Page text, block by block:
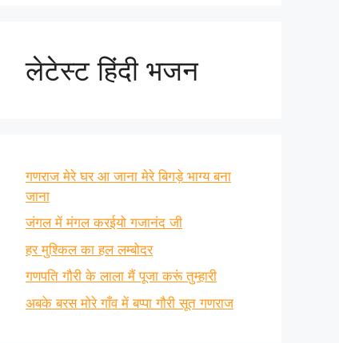
लेटेस्ट हिंदी भजन
गणराज मेरे घर आ जाना मेरे बिगड़े भाग्य बना
जाना
जंगल में मंगल करईयो गजानंद जी
हर मुश्किल का हल लम्बोदर
गणपति गौरी के लाला मैं पूजा करूं तुम्हारी
अबके बरस मोरे गाँव में बप्पा गौरी सूत गणराज